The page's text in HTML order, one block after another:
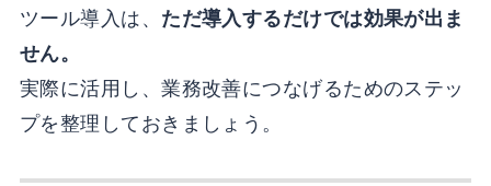
ツール導入は、 ただ導入するだけでは効果が出ま
せん。
実際に活用し、業務改善につなげるためのステッ
プを整理しておきましょう。